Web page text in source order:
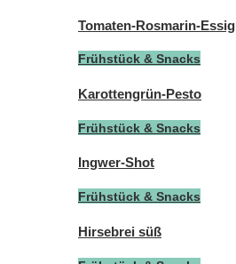
Tomaten-Rosmarin-Essig
Frühstück & Snacks
Karottengrün-Pesto
Frühstück & Snacks
Ingwer-Shot
Frühstück & Snacks
Hirsebrei süß